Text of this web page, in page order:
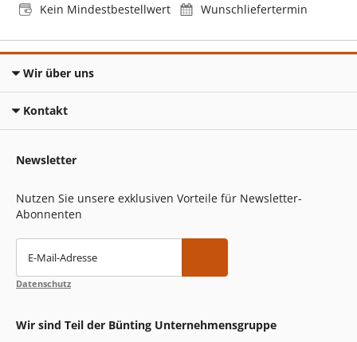
Kein Mindestbestellwert
Wunschliefertermin
Wir über uns
Kontakt
Newsletter
Nutzen Sie unsere exklusiven Vorteile für Newsletter-
Abonnenten
E-Mail-Adresse
Datenschutz
Wir sind Teil der Bünting Unternehmensgruppe